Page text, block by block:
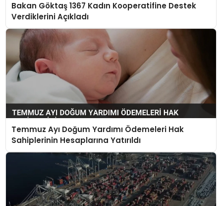
Bakan Göktaş 1367 Kadın Kooperatifine Destek
Verdiklerini Açıkladı
Temmuz Ayı Doğum Yardımı Ödemeleri Hak
Sahiplerinin Hesaplarına Yatırıldı